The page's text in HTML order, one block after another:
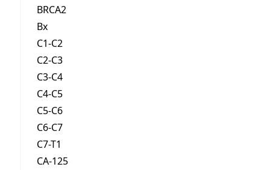
BRCA2
Bx
C1-C2
C2-C3
C3-C4
C4-C5
C5-C6
C6-C7
C7-T1
CA-125